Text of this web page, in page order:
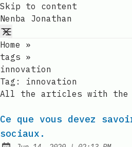
Skip to content
Nenba Jonathan
Home
»
tags »
innovation
Tag: innovation
All the articles with the
Ce que vous devez
sociaux.